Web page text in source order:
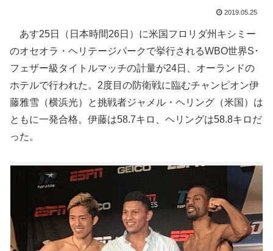
2019.05.25
あす25日（日本時間26日）に米国フロリダ州キシミー
のオセオラ・ヘリテージパークで挙行されるWBO世界S･
フェザー級タイトルマッチの計量が24日、オーランドの
ホテルで行われた。2度目の防衛戦に臨むチャンピオン伊
藤雅雪（横浜光）と挑戦者ジャメル・ヘリング（米国）は
ともに一発合格。伊藤は58.7キロ、ヘリングは58.8キロだ
った。